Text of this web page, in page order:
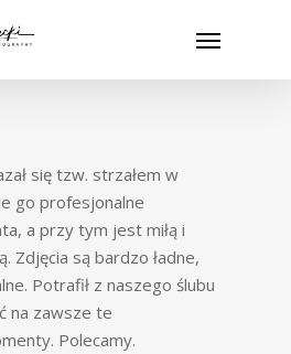
Menu
się tzw. strzałem w
go profesjonalne
a przy tym jest miłą i
Zdjęcia są bardzo ładne,
Potrafił z naszego ślubu
na zawsze te
Polecamy.